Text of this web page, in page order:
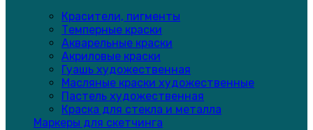
Красители, пигменты
Темперные краски
Акварельные краски
Акриловые краски
Гуашь художественная
Масляные краски художественные
Пастель художественная
Краска для стекла и металла
Маркеры для скетчинга